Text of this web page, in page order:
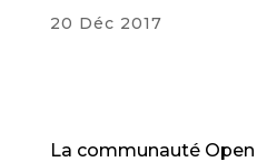
20 Déc 2017
La communauté Open